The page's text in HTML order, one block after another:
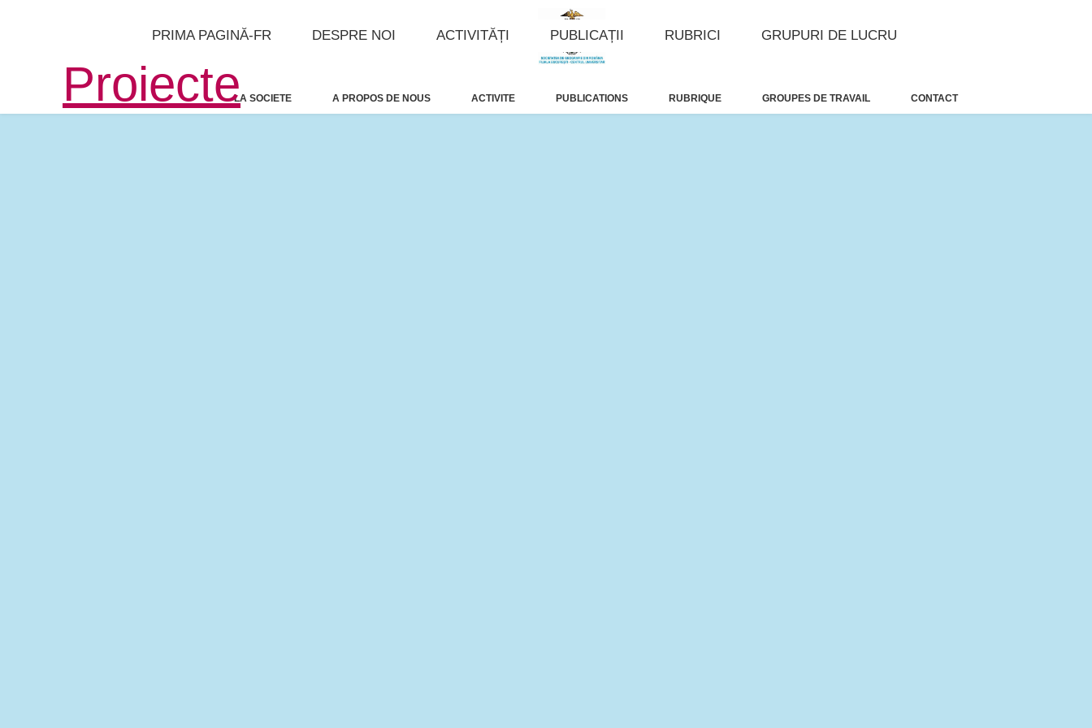
Proiecte
PRIMA PAGINĂ-FR DESPRE NOI ACTIVITĂȚI PUBLICAȚII RUBRICI GRUPURI DE LUCRU
LA SOCIETE A PROPOS DE NOUS ACTIVITE PUBLICATIONS RUBRIQUE GROUPES DE TRAVAIL CONTACT